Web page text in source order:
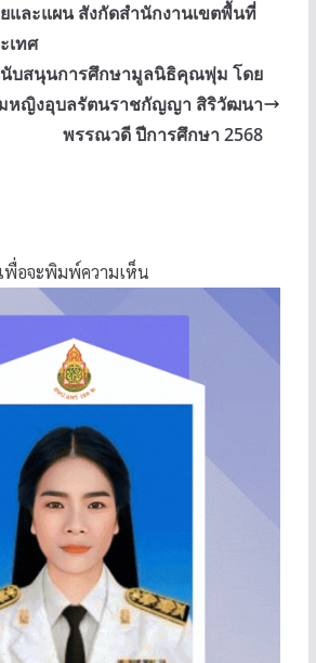
และแผน สังกัดสำนักงานเขตพื้นที่
เทศ
บสนุนการศึกษามูลนิธิคุณพุ่ม โดย
หญิงอุบลรัตนราชกัญญา สิริวัฒนา
พรรณวดี ปีการศึกษา 2568
เพื่อจะพิมพ์ความเห็น